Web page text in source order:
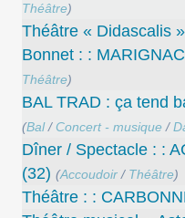
Théâtre)
Théâtre « Didascalis
Bonnet : : MARIGNAC
Théâtre)
BAL TRAD : ça tend
(Bal/ Concert - musique/
Dîner / Spectacle : :
(32) (Accoudoir/ Théâtre)
Théâtre : :